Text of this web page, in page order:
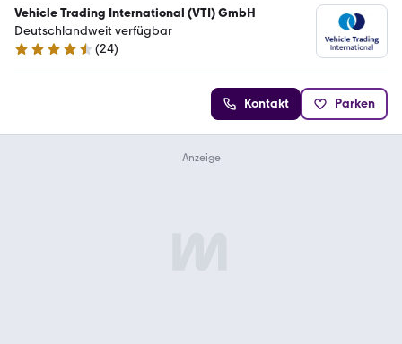
Vehicle Trading International (VTI) GmbH
Deutschlandweit verfügbar
4.4 Sterne
(24)
Kontakt Parken